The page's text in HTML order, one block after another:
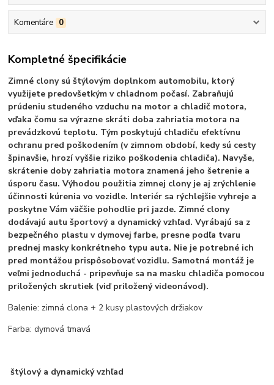
Komentáre 0
Kompletné špecifikácie
Zimné clony sú štýlovým doplnkom automobilu, ktorý
využijete predovšetkým v chladnom počasí. Zabraňujú
prúdeniu studeného vzduchu na motor a chladič motora,
vďaka čomu sa výrazne skráti doba zahriatia motora na
prevádzkovú teplotu. Tým poskytujú chladiču efektívnu
ochranu pred poškodením (v zimnom období, kedy sú cesty
špinavšie, hrozí vyššie riziko poškodenia chladiča). Navyše,
skrátenie doby zahriatia motora znamená jeho šetrenie a
úsporu času. Výhodou použitia zimnej clony je aj zrýchlenie
účinnosti kúrenia vo vozidle. Interiér sa rýchlejšie vyhreje a
poskytne Vám väčšie pohodlie pri jazde. Zimné clony
dodávajú autu športový a dynamický vzhľad. Vyrábajú sa z
bezpečného plastu v dymovej farbe, presne podľa tvaru
prednej masky konkrétneho typu auta. Nie je potrebné ich
pred montážou prispôsobovať vozidlu. Samotná montáž je
veľmi jednoduchá - pripevňuje sa na masku chladiča pomocou
priložených skrutiek (viď priložený videonávod).
Balenie: zimná clona + 2 kusy plastových držiakov
Farba: dymová tmavá
štýlový a dynamický vzhľad